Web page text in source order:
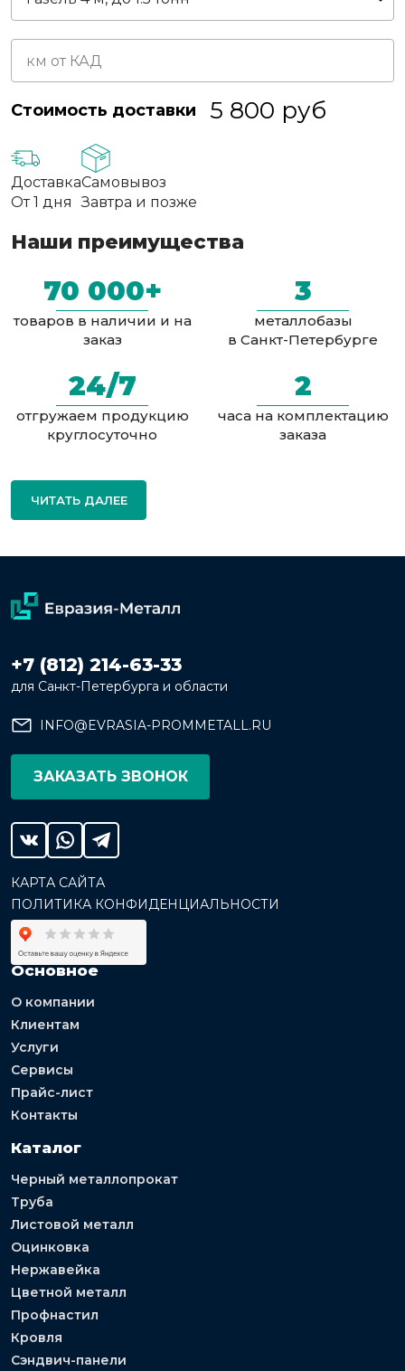
Стоимость доставки 5 800 руб
Доставка
От 1 дня
Самовывоз
Завтра и позже
Наши преимущества
70 000+
товаров в наличии и на
заказ
3
металлобазы
в Санкт-Петербурге
24/7
отгружаем продукцию
круглосуточно
2
часа на комплектацию
заказа
ЧИТАТЬ ДАЛЕЕ
+7 (812) 214-63-33
для Санкт-Петербурга и области
INFO@EVRASIA-PROMMETALL.RU
ЗАКАЗАТЬ ЗВОНОК
КАРТА САЙТА
ПОЛИТИКА КОНФИДЕНЦИАЛЬНОСТИ
Основное
О компании
Клиентам
Услуги
Сервисы
Прайс-лист
Контакты
Каталог
Черный металлопрокат
Труба
Листовой металл
Оцинковка
Нержавейка
Цветной металл
Профнастил
Кровля
Сэндвич-панели